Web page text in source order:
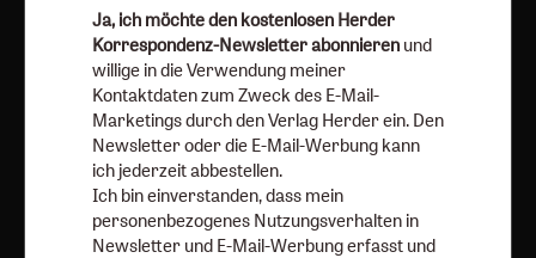
Datenschutzhinweisen.
Ja, ich möchte den kostenlosen Herder
Korrespondenz-Newsletter abonnieren und
willige in die Verwendung meiner
Kontaktdaten zum Zweck des E-Mail-
Marketings durch den Verlag Herder ein. Den
Newsletter oder die E-Mail-Werbung kann
ich jederzeit abbestellen.
Ich bin einverstanden, dass mein
personenbezogenes Nutzungsverhalten in
Newsletter und E-Mail-Werbung erfasst und